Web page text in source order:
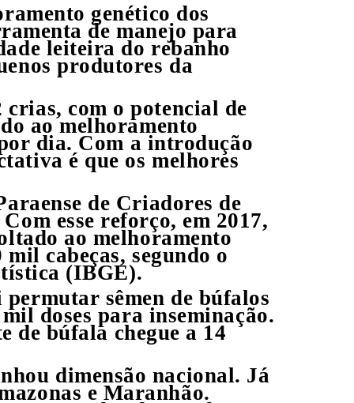
genético dos
de manejo para
leiteira do rebanho
produtores da
com o potencial de
ao melhoramento
dia. Com a introdução
é que os melhores
de Criadores de
esse reforço, em 2017,
ao melhoramento
cabeças, segundo o
(IBGE).
sêmen de búfalos
doses para inseminação.
de búfala chegue a 14
dimensão nacional. Já
e Maranhão.